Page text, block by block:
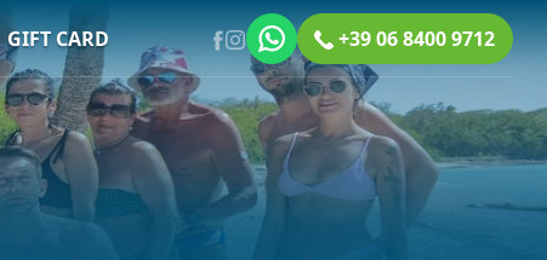
GIFT CARD +39 06 8400 9712